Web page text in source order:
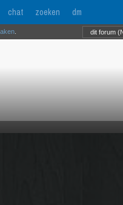
chat zoeken dm